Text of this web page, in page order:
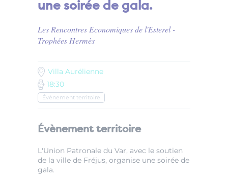
une soirée de gala.
Les Rencontres Economiques de l'Esterel -
Trophées Hermès
Villa Aurélienne
18:30
Évènement territoire
Évènement territoire
L'Union Patronale du Var, avec le soutien
de la ville de Fréjus, organise une soirée de
gala.